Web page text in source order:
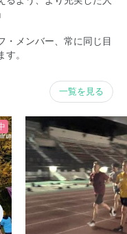
・メンバー、常に同じ目
。
一覧を見る